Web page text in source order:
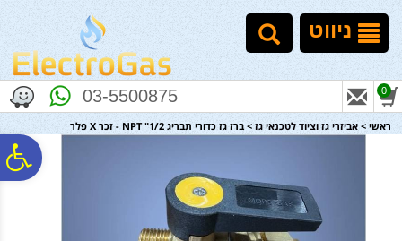
נגישות
אתר
המרכזי
ניווט
03-5500875 0
ראשי > אביזרי גז וציוד לטכנאי גז > ברז גז כדורי תבריג NPT "1/2 - זכר X פלר